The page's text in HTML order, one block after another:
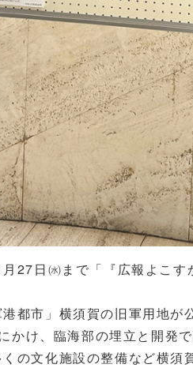
日㈬まで「『広報よこ
都市」横須賀の旧軍用地
け、臨海部の埋立と開発
の文化施設の整備など横